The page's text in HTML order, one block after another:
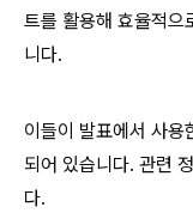
트를 활용해 효율적으
니다.
이들이 발표에서 사
되어 있습니다. 관련
다.